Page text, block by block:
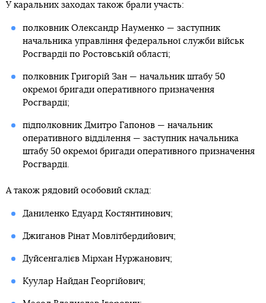
У каральних заходах також брали участь:
полковник Олександр Науменко — заступник
начальника управління федеральної служби військ
Росгвардії по Ростовській області;
полковник Григорій Зан — начальник штабу 50
окремої бригади оперативного призначення
Росгвардії;
підполковник Дмитро Гапонов — начальник
оперативного відділення — заступник начальника
штабу 50 окремої бригади оперативного призначення
Росгвардії.
А також рядовий особовий склад:
Даниленко Едуард Костянтинович;
Джиганов Рінат Мовлітбердийович;
Дуйсенгалієв Мірхан Нуржанович;
Куулар Найдан Георгійович;